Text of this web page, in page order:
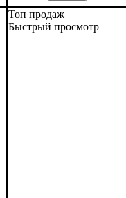
Устройство:
Тип устройства:
Покрытие:
Высота, мм: 15
Ширина, мм: 600
Длина, мм: 3000
Толщина стали, мм:
Топ продаж
Быстрый просмотр